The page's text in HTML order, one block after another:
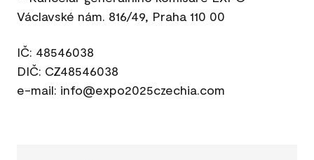
Václavské nám. 816/49, Praha 110 00
IČ: 48546038
DIČ: CZ48546038
e-mail: info@expo2025czechia.com